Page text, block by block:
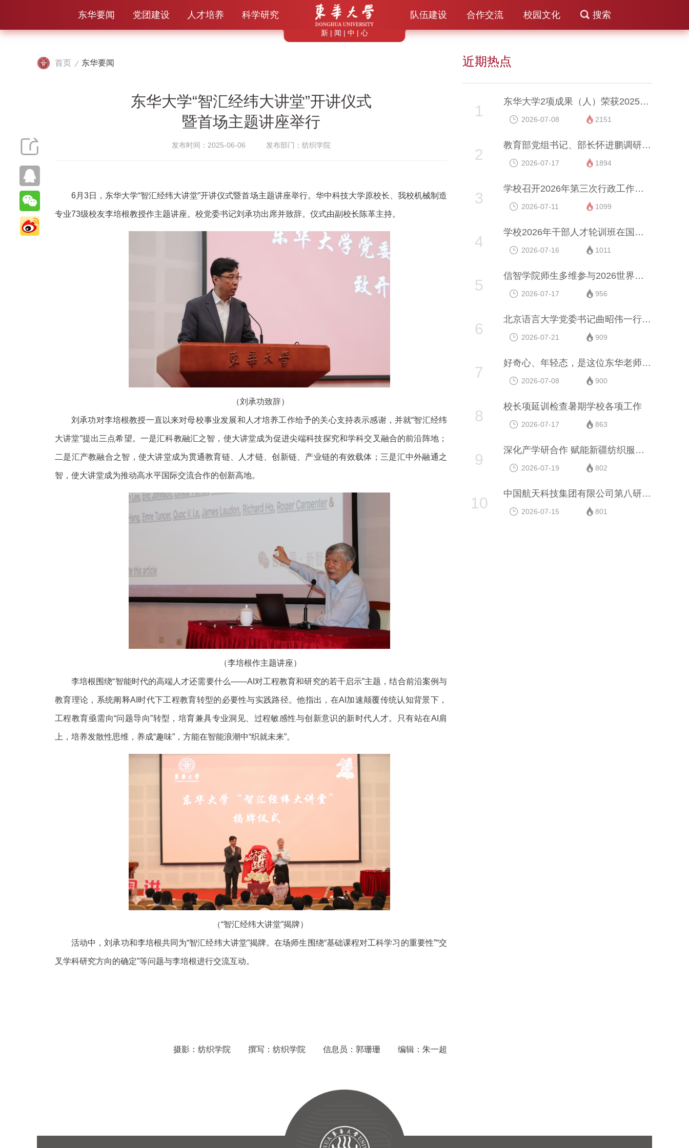
队伍建设 合作交流 校园文化 搜索
东华要闻 党团建设 人才培养 科学研究
新 | 闻 | 中 | 心
近期热点
首页 东华要闻
东华大学“智汇经纬大讲堂”开讲仪式
暨首场主题讲座举行
发布时间：2025-06-06 发布部门：纺织学院
6月3日，东华大学“智汇经纬大讲堂”开讲仪式暨首场主题讲座举行。华中科技大学原校长、我校机械制造
专业73级校友李培根教授作主题讲座。校党委书记刘承功出席并致辞。仪式由副校长陈革主持。
（刘承功致辞）
刘承功对李培根教授一直以来对母校事业发展和人才培养工作给予的关心支持表示感谢，并就“智汇经纬
大讲堂”提出三点希望。一是汇科教融汇之智，使大讲堂成为促进尖端科技探究和学科交叉融合的前沿阵地；
二是汇产教融合之智，使大讲堂成为贯通教育链、人才链、创新链、产业链的有效载体；三是汇中外融通之
智，使大讲堂成为推动高水平国际交流合作的创新高地。
（李培根作主题讲座）
李培根围绕“智能时代的高端人才还需要什么——AI对工程教育和研究的若干启示”主题，结合前沿案例与
教育理论，系统阐释AI时代下工程教育转型的必要性与实践路径。他指出，在AI加速颠覆传统认知背景下，
工程教育亟需向“问题导向”转型，培育兼具专业洞见、过程敏感性与创新意识的新时代人才。只有站在AI肩
上，培养发散性思维，养成“趣味”，方能在智能浪潮中“织就未来”。
（“智汇经纬大讲堂”揭牌）
活动中，刘承功和李培根共同为“智汇经纬大讲堂”揭牌。在场师生围绕“基础课程对工科学习的重要性”“交
叉学科研究方向的确定”等问题与李培根进行交流互动。
摄影：纺织学院 撰写：纺织学院 信息员：郭珊珊 编辑：朱一超